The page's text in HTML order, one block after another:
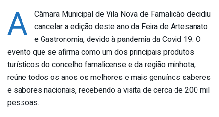
A Câmara Municipal de Vila Nova de Famalicão decidiu
cancelar a edição deste ano da Feira de Artesanato
e Gastronomia, devido à pandemia da Covid 19. O
evento que se afirma como um dos principais produtos
turísticos do concelho famalicense e da região minhota,
reúne todos os anos os melhores e mais genuínos saberes
e sabores nacionais, recebendo a visita de cerca de 200 mil
pessoas.